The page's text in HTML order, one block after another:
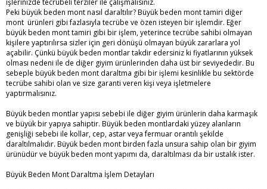
işlerinizde tecrübeli terziler ile çalışmalısınız.
Peki büyük beden mont nasıl daraltılır? Büyük beden mont tamiri diğer
mont ürünleri gibi fazlasıyla tecrübe ve özen isteyen bir işlemdir. Eğer
büyük beden mont tamiri gibi bir işlem, yeterince tecrübe sahibi olmayan
kişilere yaptırılırsa sizler için geri dönüşü olmayan büyük zararlara yol
açabilir. Çünkü büyük beden montlar takdir edersiniz ki fiyatlarının yüksek
olması nedeni ile de diğer giyim ürünlerinden daha üst bir seviyededir. Bu
sebeple büyük beden mont daraltma gibi bir işlemi kesinlikle bu sektörde
tecrübe sahibi olan ve size garanti veren kişi veya işletmelere
yaptırmalısınız.
Büyük beden montlar yapısı sebebi ile diğer giyim ürünlerin daha karmaşık
ve büyük bir yapıya sahiptir. Büyük beden montlardaki yüzey alanların
genişliği sebebi ile kollar, cep, astar veya fermuar orantılı şekilde
daraltılmalıdır. Büyük beden mont birden fazla unsura sahip olan bir giyim
ürünüdür ve büyük beden mont yapımı da, daraltılması da bir ustalık ister.
Büyük Beden Mont Daraltma İşlem Detayları